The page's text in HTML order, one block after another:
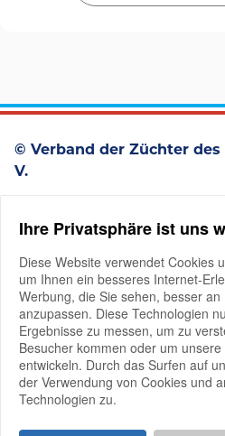
© Verband der Züchter des
V.
D-25336 Elmshorn
+49 4121 4979-0
Ihre Privatsphäre ist uns
Diese Website verwendet Cookies
um Ihnen ein besseres Internet-
Werbung, die Sie sehen, besser
anzupassen. Diese Technologien
Ergebnisse zu messen, um zu
Besucher kommen oder um
entwickeln. Durch das Surfen auf
der Verwendung von Cookies und
Technologien zu.